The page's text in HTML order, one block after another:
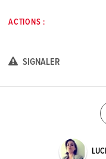
ACTIONS :
SIGNALER